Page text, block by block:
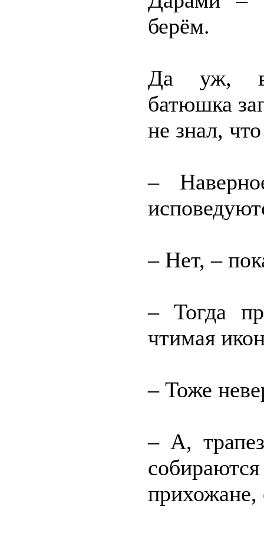
берём.
Да уж,
батюшка
не знал,
–
– Нет, –
– Тогда
чтимая
– Тоже
– А,
прихожане,